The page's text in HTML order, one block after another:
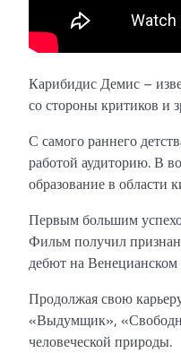
Карибидис Демис –
со стороны критиков и
С самого раннего
работой аудиторию. В
образование в области
Первым большим
Фильм получил
дебют на Венецианском
Продолжая свою
«Выдумщик»,
человеческой природы.